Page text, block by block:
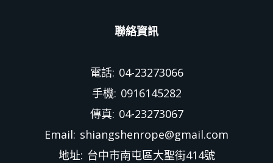
聯絡資訊
電話: 04-23273066
手機: 0916145282
傳真: 04-23273067
Email: shiangshenrope@gmail.com
地址: 台中市南屯區大聖街414號